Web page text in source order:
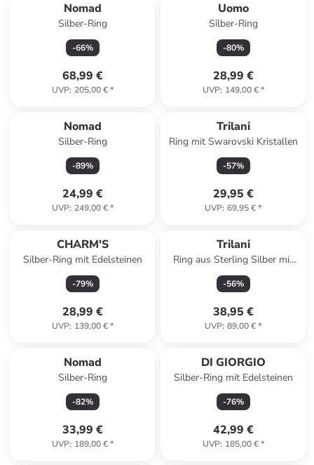
Nomad
Silber-Ring
-66%
68,99 €
UVP: 205,00 €*
Uomo
Silber-Ring
-80%
28,99 €
UVP: 149,00 €*
Nomad
Silber-Ring
-89%
24,99 €
UVP: 249,00 €*
Trilani
Ring mit Swarovski Kristallen
-57%
29,95 €
UVP: 69,95 €*
CHARM'S
Silber-Ring mit Edelsteinen
-79%
28,99 €
UVP: 139,00 €*
Trilani
Ring aus Sterling Silber mit
Zirkonia in silber
-56%
38,95 €
UVP: 89,00 €*
Nomad
Silber-Ring
-82%
33,99 €
UVP: 189,00 €*
DI GIORGIO
Silber-Ring mit Edelsteinen
-76%
42,99 €
UVP: 185,00 €*